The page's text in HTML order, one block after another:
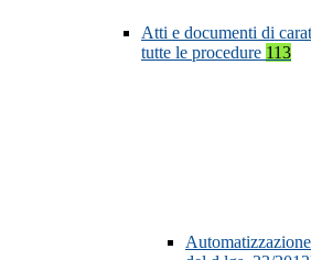
Atti e documenti di
tutte le procedure 113